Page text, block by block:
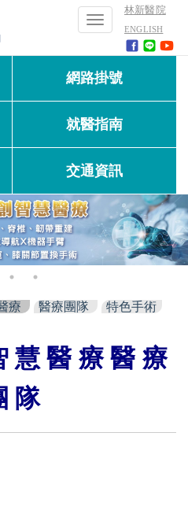
林新醫院
ENGLISH
Toggle
navigation
網路掛號
就醫指南
交通資訊
療 醫療團隊
特色手術
慧 醫 療 醫 療
隊